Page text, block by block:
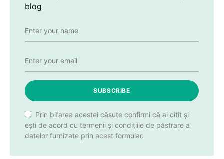
blog
SUBSCRIBE
Prin bifarea acestei căsuțe confirmi că ai citit și
ești de acord cu termenii și condițiile de păstrare a
datelor furnizate prin acest formular.